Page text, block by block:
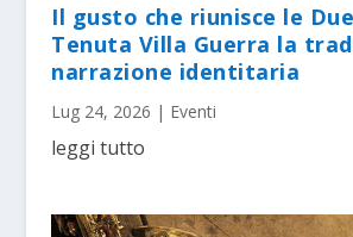
Il gusto che riunisce le
Tenuta Villa Guerra la
narrazione identitaria
Lug 24, 2026 | Eventi
leggi tutto